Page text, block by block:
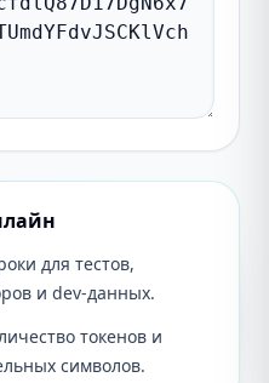
для тестов,
и dev-данных.
токенов и
символов.